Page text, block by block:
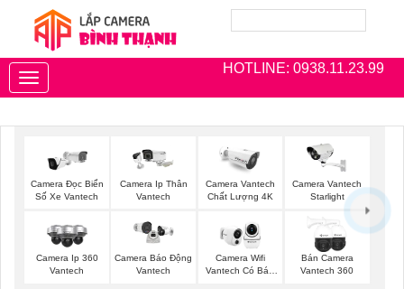
HOTLINE: 0938.11.23.99
Toggle
navigation
Camera Đọc Biển
Số Xe Vantech
Camera Ip Thân
Vantech
Camera Vantech
Chất Lượng 4K
Camera Vantech
Starlight
Camera Ip 360
Vantech
Camera Báo Động
Vantech
Camera Wifi
Vantech Có Báo
Bán Camera
Vantech 360